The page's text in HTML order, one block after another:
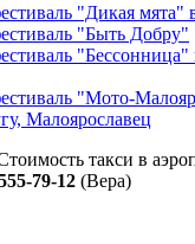
"Дикая мята"
"Быть Добру"
"Мото-
Малоярославец
79-12 (Вера)